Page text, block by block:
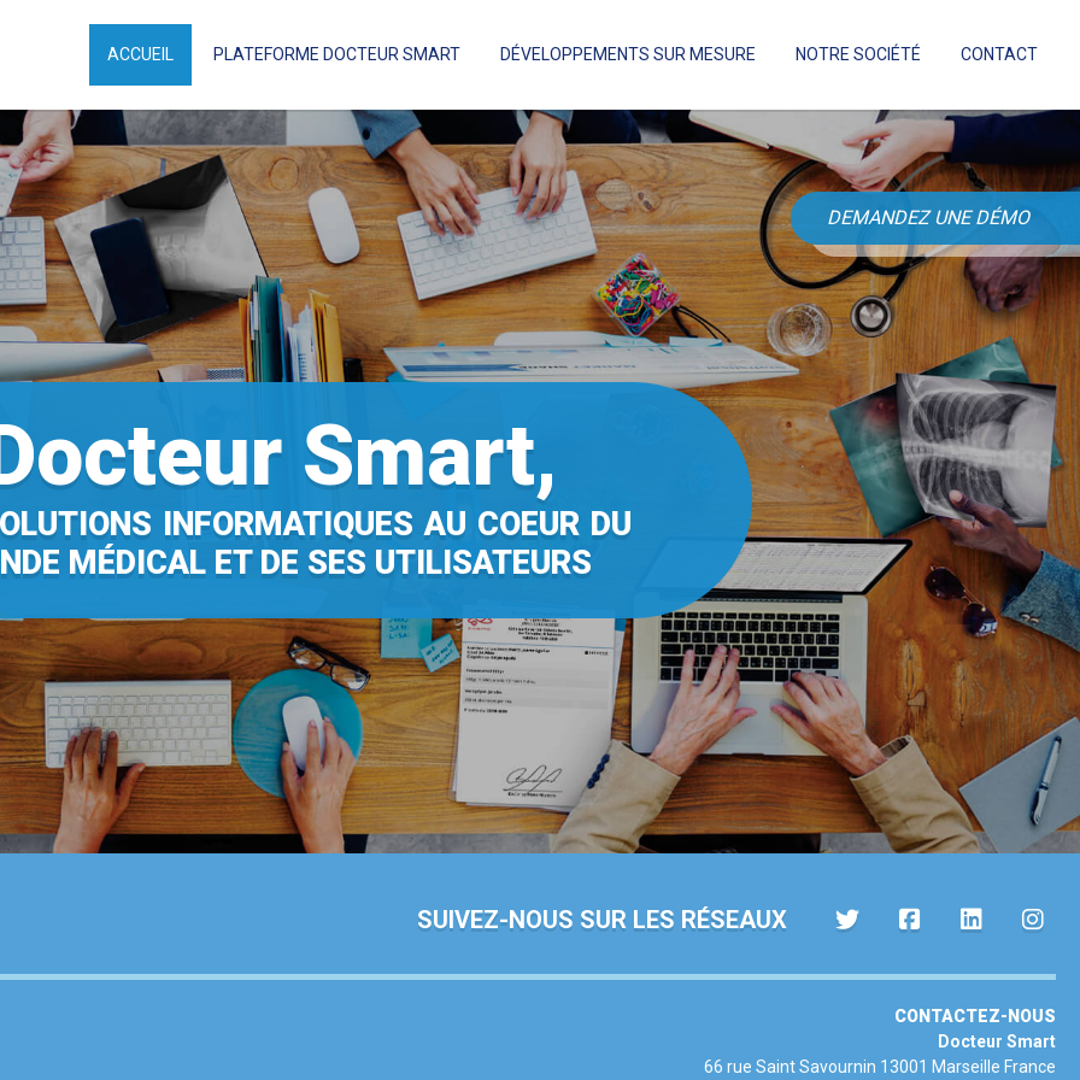
ACCUEIL PLATEFORME DOCTEUR SMART DÉVELOPPEMENTS SUR MESURE NOTRE SOCIÉTÉ CONTACT
DEMANDEZ UNE DÉMO
Smart,
INFORMATIQUES AU COEUR DU
MÉDICAL ET DE SES UTILISATEURS
SUIVEZ-NOUS SUR LES RÉSEAUX
CONTACTEZ-NOUS
Docteur Smart
66 rue Saint Savournin 13001 Marseille France